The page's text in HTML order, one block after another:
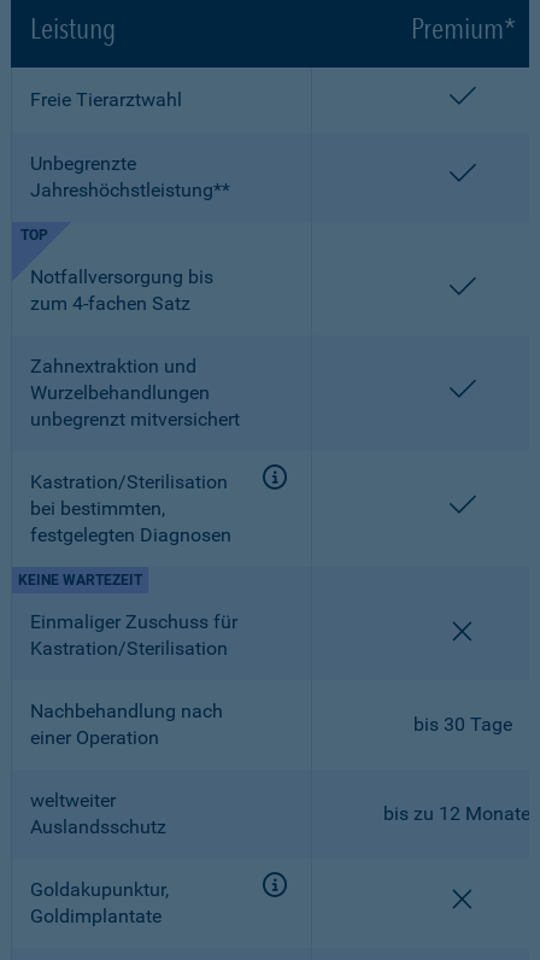
Leistung Premium*
Freie Tierarztwahl
Unbegrenzte
Jahreshöchstleistung**
Notfallversorgung bis
zum 4-fachen Satz
TOP
Zahnextraktion und
Wurzelbehandlungen
unbegrenzt mitversichert
Kastration/Sterilisation
bei bestimmten,
festgelegten Diagnosen
Einmaliger Zuschuss für
Kastration/Sterilisation
KEINE WARTEZEIT
Nachbehandlung nach
einer Operation
bis 30 Tage
weltweiter
Auslandsschutz
bis zu 12 Monaten
Goldakupunktur,
Goldimplantate